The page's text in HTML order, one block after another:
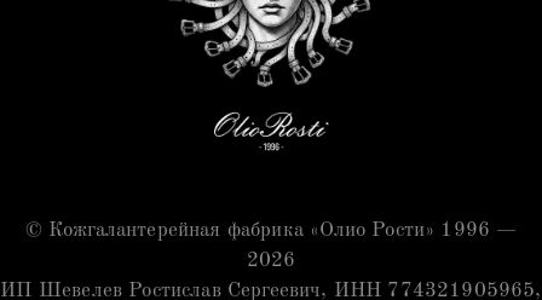
© Кожгалантерейная фабрика «Олио Рости» 1996 —
2026
ИП Шевелев Ростислав Сергеевич, ИНН 774321905965,